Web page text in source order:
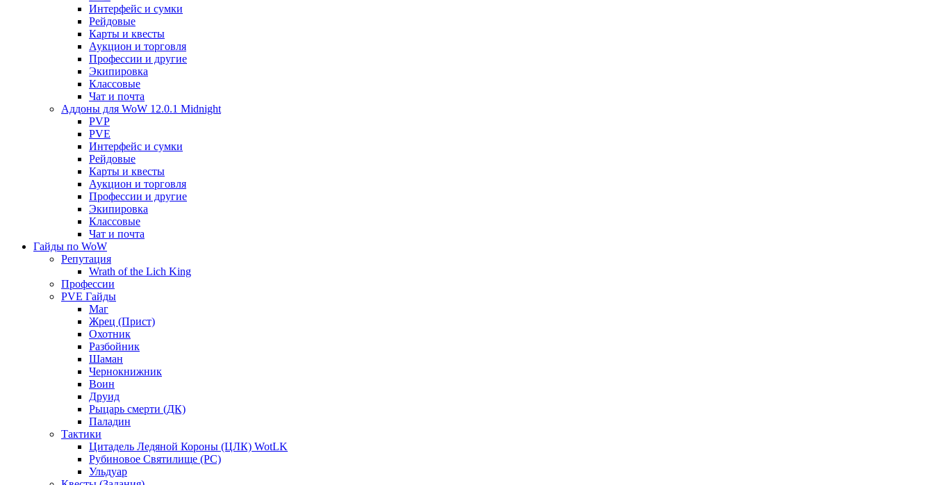
Интерфейс и сумки
Рейдовые
Карты и квесты
Аукцион и торговля
Профессии и другие
Экипировка
Классовые
Чат и почта
Аддоны для WoW 12.0.1 Midnight
PVP
PVE
Интерфейс и сумки
Рейдовые
Карты и квесты
Аукцион и торговля
Профессии и другие
Экипировка
Классовые
Чат и почта
Гайды по WoW
Репутация
Wrath of the Lich King
Профессии
PVE Гайды
Маг
Жрец (Прист)
Охотник
Разбойник
Шаман
Чернокнижник
Воин
Друид
Рыцарь смерти (ДК)
Паладин
Тактики
Цитадель Ледяной Короны (ЦЛК) WotLK
Рубиновое Святилище (РС)
Ульдуар